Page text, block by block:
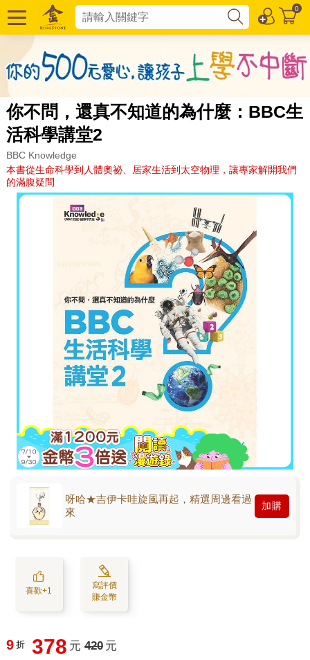
0
你不問，還真不知道的為什麼：BBC生
活科學講堂2
BBC Knowledge
本書從生命科學到人體奧祕、居家生活到太空物理，讓專家解開我們
的滿腹疑問
呀哈★吉伊卡哇旋風再起，精選周邊看過
來
加購
喜歡+1
寫評價
賺金幣
9 折 378 元 420 元